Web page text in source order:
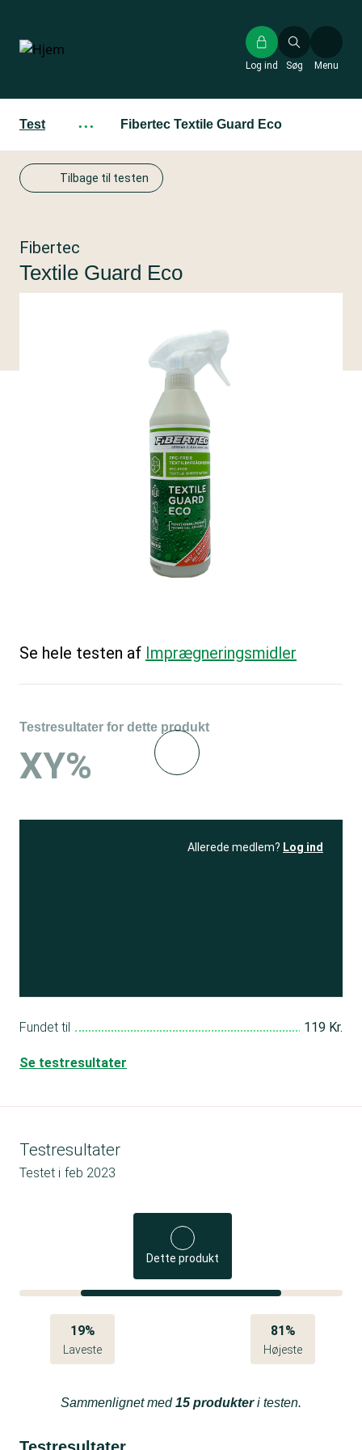
hovedindhold
Søg
Log ind Menu
Test ··· Fibertec Textile Guard Eco
Tilbage til testen
Fibertec
Textile Guard Eco
Se hele testen af Imprægneringsmidler
Testresultater for dette produkt
XY%
Allerede medlem? Log ind
Fundet til 119 Kr.
Se testresultater
Testresultater
Testet i feb 2023
Dette produkt
19%
Laveste
81%
Højeste
Sammenlignet med15 produkteri testen.
Testresultater